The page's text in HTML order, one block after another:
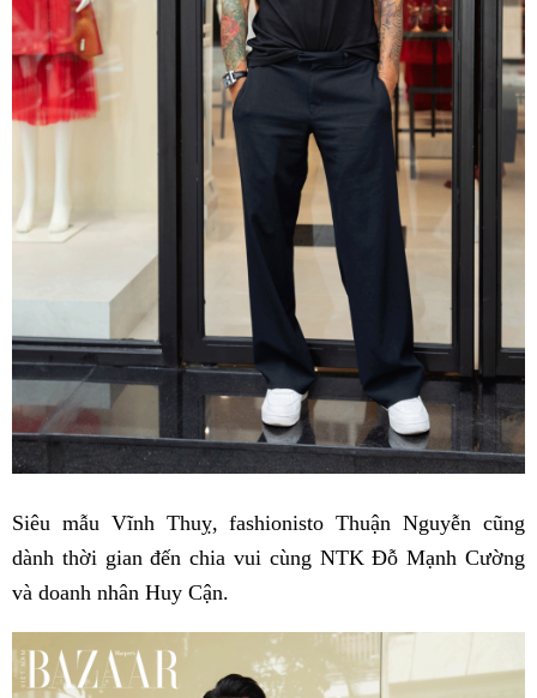
Siêu mẫu Vĩnh Thuỵ, fashionisto Thuận Nguyễn cũng
dành thời gian đến chia vui cùng NTK Đỗ Mạnh Cường
và doanh nhân Huy Cận.